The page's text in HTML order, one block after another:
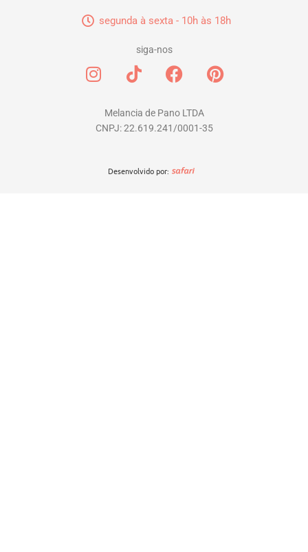
segunda à sexta - 10h às 18h
siga-nos
I
n
a
T
i
t
o
F
a
e
b
o
P
i
Melancia de Pano LTDA
CNPJ: 22.619.241/0001-35
Desenvolvido por: